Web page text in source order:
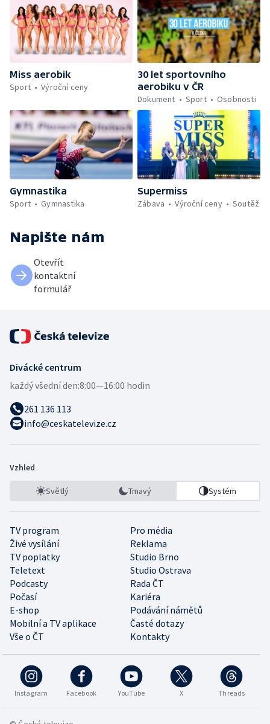
Miss aerobik
Sport
Výroční ceny
30 let sportovního
aerobiku v ČR
Dokument
Sport Osobnosti
Gymnastika
Sport
Gymnastika
Supermiss
Zábava
Výroční ceny Soutěž
Napište nám
Otevřít
kontaktní
formulář
Divácké centrum
každý všední den:8:00—16:00 hodin
261 136 113
info@ceskatelevize.cz
Vzhled
Světlý Tmavý Systém
TV program
Pro média
Živé vysílání
Reklama
TV poplatky
Studio Brno
Teletext
Studio Ostrava
Podcasty
Rada ČT
Počasí
Kariéra
E-shop
Podávání námětů
Mobilní a TV aplikace
Časté dotazy
Vše o ČT
Kontakty
Instagram Facebook YouTube X Threads